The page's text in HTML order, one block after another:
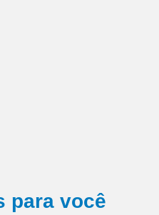
para você